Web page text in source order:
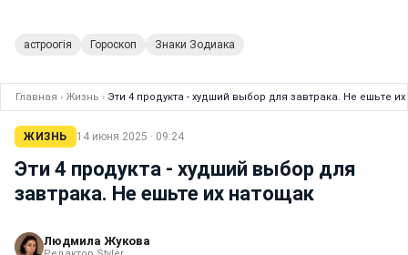
астроогія Гороскоп Знаки Зодиака
Главная › Жизнь › Эти 4 продукта - худший выбор для завтрака. Не ешьте
ЖИЗНЬ 14 июня 2025 · 09:24
Эти 4 продукта - худший выбор для
завтрака. Не ешьте их натощак
Людмила Жукова